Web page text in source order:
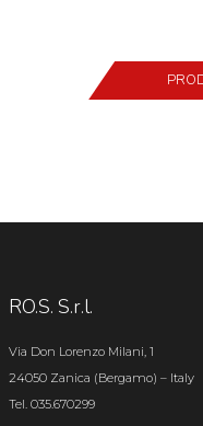
RO.S. S.r.l.
Via Don Lorenzo Milani, 1
24050 Zanica (Bergamo) – Italy
Tel. 035.670299